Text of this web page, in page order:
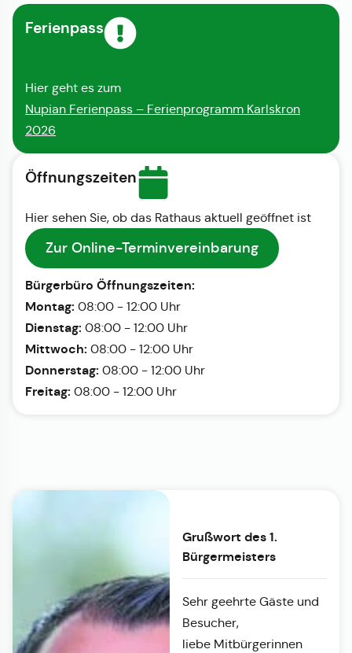
Ferienpass
Hier geht es zum
Nupian Ferienpass – Ferienprogramm Karlskron
2026
Öffnungszeiten
Hier sehen Sie, ob das Rathaus aktuell geöffnet ist
Zur Online-Terminvereinbarung
Bürgerbüro Öffnungszeiten:
Montag: 08:00 - 12:00 Uhr
Dienstag: 08:00 - 12:00 Uhr
Mittwoch: 08:00 - 12:00 Uhr
Donnerstag: 08:00 - 12:00 Uhr
Freitag: 08:00 - 12:00 Uhr
Grußwort des 1.
Bürgermeisters
Sehr geehrte Gäste und
Besucher,
liebe Mitbürgerinnen